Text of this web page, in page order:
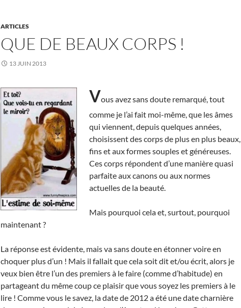
ARTICLES
QUE DE BEAUX CORPS !
13 JUIN 2013
Vous avez sans doute remarqué, tout
comme je l’ai fait moi-même, que les âmes
qui viennent, depuis quelques années,
choisissent des corps de plus en plus beaux,
fins et aux formes souples et généreuses.
Ces corps répondent d’une manière quasi
parfaite aux canons ou aux normes
actuelles de la beauté.
Mais pourquoi cela et, surtout, pourquoi
maintenant ?
La réponse est évidente, mais va sans doute en étonner voire en
choquer plus d’un ! Mais il fallait que cela soit dit et/ou écrit, alors je
veux bien être l’un des premiers à le faire (comme d’habitude) en
partageant du même coup ce plaisir que vous soyez les premiers à le
lire ! Comme vous le savez, la date de 2012 a été une date charnière